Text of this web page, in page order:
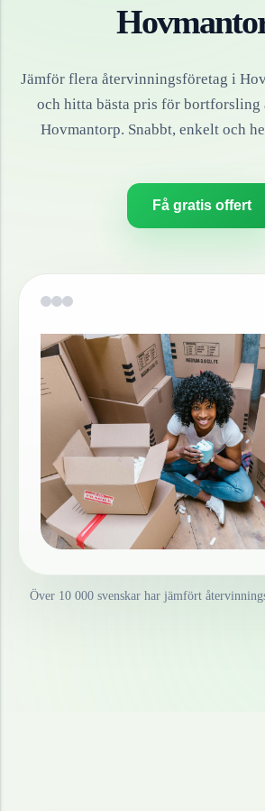
Jämför flera återvinningsföretag i
och hitta bästa pris för bortforsling
Hovmantorp. Snabbt, enkelt och
Få gratis offert
Över 10 000 svenskar har jämfört